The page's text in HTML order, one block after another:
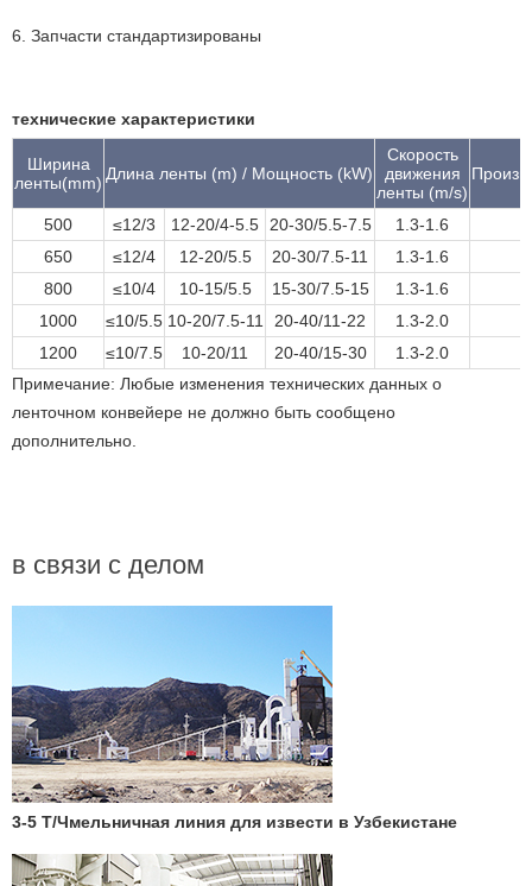
6. Запчасти стандартизированы
технические характеристики
Ширина
ленты(mm) Длина ленты (m) / Мощность (kW)
Скорость
движения
ленты (m/s)
500 ≤12/3 12-20/4-5.5 20-30/5.5-7.5
1.3-1.6
650
≤12/4 12-20/5.5 20-30/7.5-11
1.3-1.6
800
≤10/4 10-15/5.5 15-30/7.5-15
1.3-1.6
1000
≤10/5.5 10-20/7.5-11 20-40/11-22
1.3-2.0
1200
≤10/7.5 10-20/11 20-40/15-30
1.3-2.0
Примечание: Любые изменения технических данных o
ленточном конвейере не должно быть сообщено
дополнительно.
в связи с делом
3-5 Т/Чмельничная линия для извести в Узбекистане